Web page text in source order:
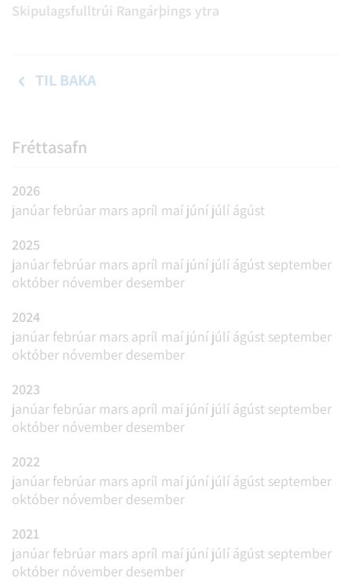
Skipulagsfulltrúi Rangárþings ytra
TIL BAKA
Fréttasafn
2026
janúar febrúar mars apríl maí júní júlí ágúst
2025
janúar febrúar mars apríl maí júní júlí ágúst september
október nóvember desember
2024
janúar febrúar mars apríl maí júní júlí ágúst september
október nóvember desember
2023
janúar febrúar mars apríl maí júní júlí ágúst september
október nóvember desember
2022
janúar febrúar mars apríl maí júní júlí ágúst september
október nóvember desember
2021
janúar febrúar mars apríl maí júní júlí ágúst september
október nóvember desember